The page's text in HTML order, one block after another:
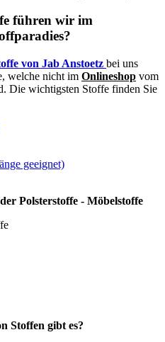
führen wir im
von Jab Anstoetz bei uns
welche nicht im Onlineshop vom
Die wichtigsten Stoffe finden Sie
geeignet)
Polsterstoffe - Möbelstoffe
Stoffen gibt es?